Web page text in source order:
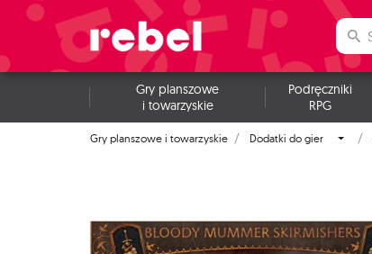
Gry planszowe
i towarzyskie
Podręczniki
RPG
Gry planszowe i towarzyskie Dodatki do gier